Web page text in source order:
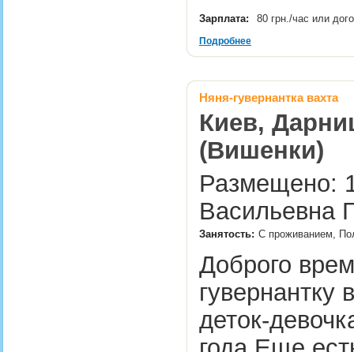
Зарплата: 80 грн./час или
Подробнее
Няня-гувернантка вахта
Киев,
(Вишенки)
Размещено:
Васильевна
Занятость: С проживанием,
Доброго
деток-